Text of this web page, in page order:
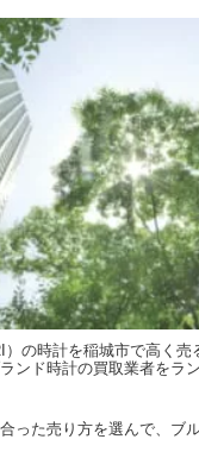
）の時計を稲城市で高く売
ンド時計の買取業者をラ
った売り方を選んで、ブ